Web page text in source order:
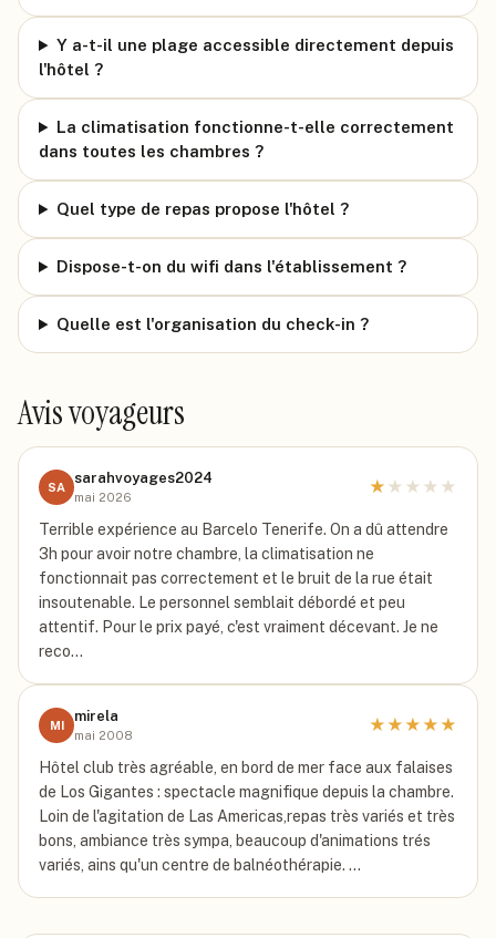
Y a-t-il une plage accessible directement depuis
l'hôtel ?
La climatisation fonctionne-t-elle correctement
dans toutes les chambres ?
Quel type de repas propose l'hôtel ?
Dispose-t-on du wifi dans l'établissement ?
Quelle est l'organisation du check-in ?
Avis voyageurs
SA
sarahvoyages2024
mai 2026
★ ★ ★ ★ ★
Terrible expérience au Barcelo Tenerife. On a dû attendre
3h pour avoir notre chambre, la climatisation ne
fonctionnait pas correctement et le bruit de la rue était
insoutenable. Le personnel semblait débordé et peu
attentif. Pour le prix payé, c'est vraiment décevant. Je ne
reco…
MI
mirela
mai 2008
★★★★★
Hôtel club très agréable, en bord de mer face aux falaises
de Los Gigantes : spectacle magnifique depuis la chambre.
Loin de l'agitation de Las Americas,repas très variés et très
bons, ambiance très sympa, beaucoup d'animations trés
variés, ains qu'un centre de balnéothérapie. …